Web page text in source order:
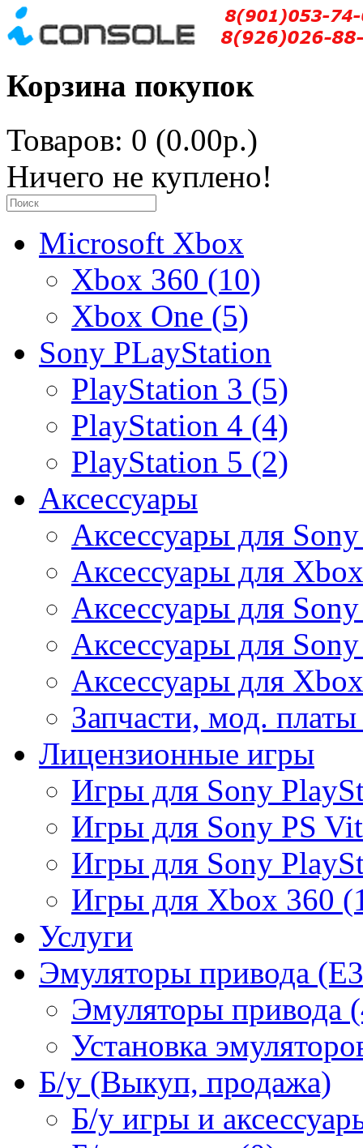
Корзина покупок
Товаров: 0 (0.00р.)
Ничего не куплено!
Microsoft Xbox
Xbox 360 (10)
Xbox One (5)
Sony PLayStation
PlayStation 3 (5)
PlayStation 4 (4)
PlayStation 5 (2)
Аксессуары
Аксессуары для
Аксессуары для
Аксессуары для
Аксессуары для
Аксессуары для
Запчасти, мод.
Лицензионные игры
Игры для Sony
Игры для Sony PS
Игры для Sony
Игры для Xbox 360
Услуги
Эмуляторы привода
Эмуляторы привода
Установка
Б/у (Выкуп, продажа)
Б/у игры и